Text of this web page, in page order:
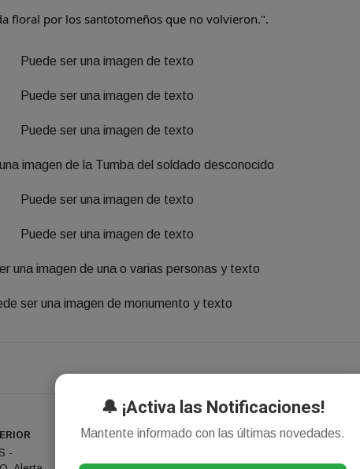
floral por los santotomeños que no volvieron.".
-
NOTICIA SIGUIENTE
🔔 ¡Activa las Notificaciones!
Mantente informado con las últimas novedades.